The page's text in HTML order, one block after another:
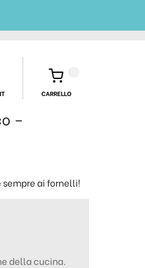
CARRELLO
–
sempre ai fornelli!
della cucina.